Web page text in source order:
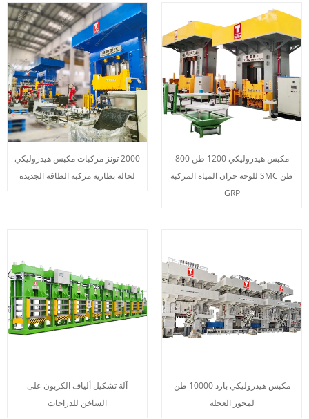
مكبس هيدروليكي 1200 طن 800
طن SMC للوحة خزان المياه المركبة
GRP
2000 تونز مركبات مكبس هيدروليكي
لحالة بطارية مركبة الطاقة الجديدة
مكبس هيدروليكي بارد 10000 طن
لمحور العجلة
آلة تشكيل ألياف الكربون على
الساخن للدراجات